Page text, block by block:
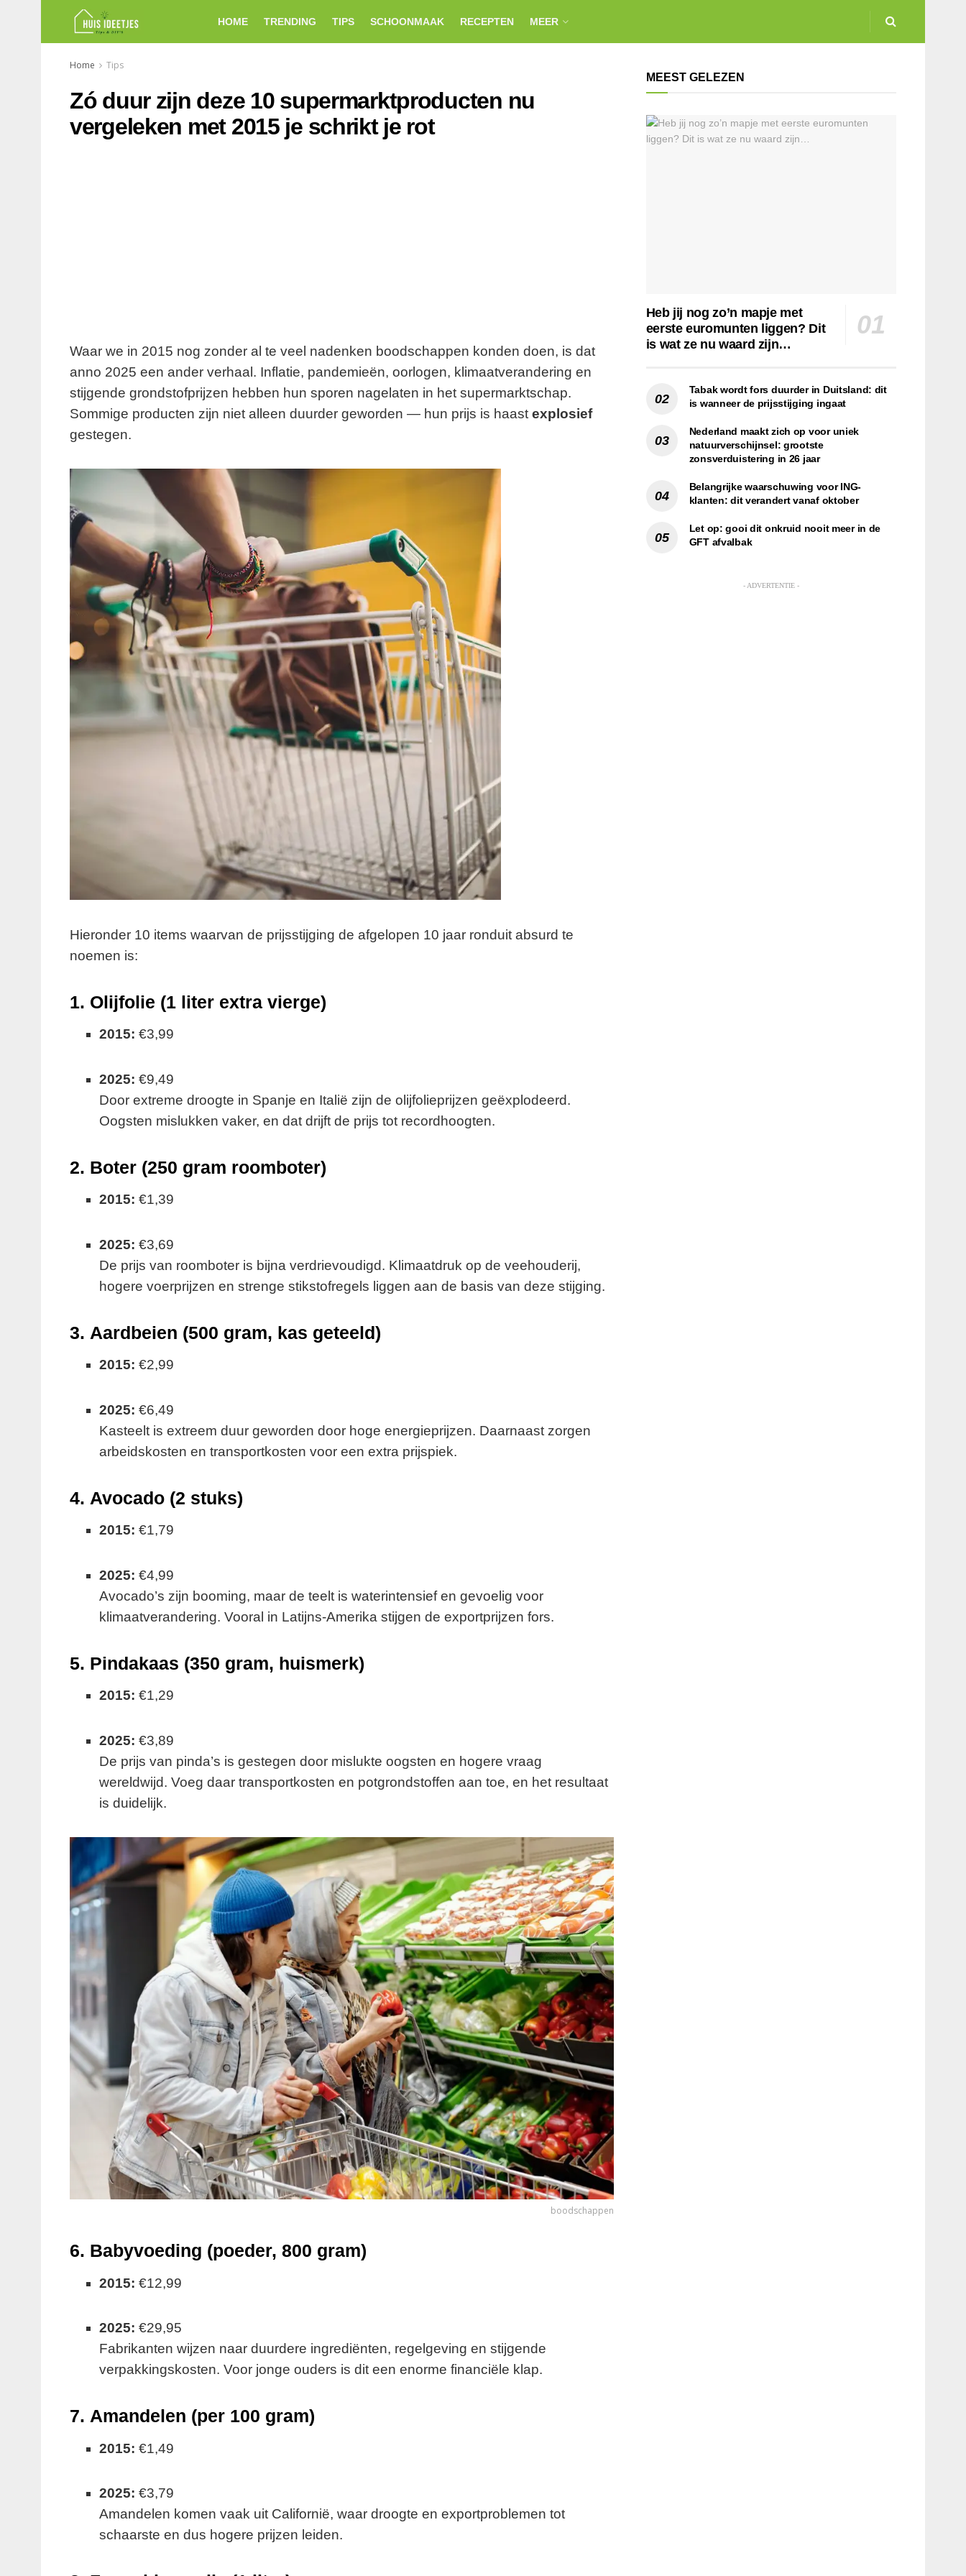
HOME TRENDING TIPS SCHOONMAAK RECEPTEN MEER
Home Tips
Zó duur zijn deze 10 supermarktproducten nu
vergeleken met 2015 je schrikt je rot
Waar we in 2015 nog zonder al te veel nadenken boodschappen konden doen, is dat
anno 2025 een ander verhaal. Inflatie, pandemieën, oorlogen, klimaatverandering en
stijgende grondstofprijzen hebben hun sporen nagelaten in het supermarktschap.
Sommige producten zijn niet alleen duurder geworden — hun prijs is haast explosief
gestegen.
Hieronder 10 items waarvan de prijsstijging de afgelopen 10 jaar ronduit absurd te
noemen is:
1. Olijfolie (1 liter extra vierge)
2015: €3,99
2025: €9,49
Door extreme droogte in Spanje en Italië zijn de olijfolieprijzen geëxplodeerd.
Oogsten mislukken vaker, en dat drijft de prijs tot recordhoogten.
2. Boter (250 gram roomboter)
2015: €1,39
2025: €3,69
De prijs van roomboter is bijna verdrievoudigd. Klimaatdruk op de veehouderij,
hogere voerprijzen en strenge stikstofregels liggen aan de basis van deze stijging.
3. Aardbeien (500 gram, kas geteeld)
2015: €2,99
2025: €6,49
Kasteelt is extreem duur geworden door hoge energieprijzen. Daarnaast zorgen
arbeidskosten en transportkosten voor een extra prijspiek.
4. Avocado (2 stuks)
2015: €1,79
2025: €4,99
Avocado’s zijn booming, maar de teelt is waterintensief en gevoelig voor
klimaatverandering. Vooral in Latijns-Amerika stijgen de exportprijzen fors.
5. Pindakaas (350 gram, huismerk)
2015: €1,29
2025: €3,89
De prijs van pinda’s is gestegen door mislukte oogsten en hogere vraag
wereldwijd. Voeg daar transportkosten en potgrondstoffen aan toe, en het resultaat
is duidelijk.
boodschappen
6. Babyvoeding (poeder, 800 gram)
2015: €12,99
2025: €29,95
Fabrikanten wijzen naar duurdere ingrediënten, regelgeving en stijgende
verpakkingskosten. Voor jonge ouders is dit een enorme financiële klap.
7. Amandelen (per 100 gram)
2015: €1,49
2025: €3,79
Amandelen komen vaak uit Californië, waar droogte en exportproblemen tot
schaarste en dus hogere prijzen leiden.
MEEST GELEZEN
Heb jij nog zo’n mapje met
eerste euromunten liggen? Dit
is wat ze nu waard zijn…
Tabak wordt fors duurder in Duitsland: dit
is wanneer de prijsstijging ingaat
Nederland maakt zich op voor uniek
natuurverschijnsel: grootste
zonsverduistering in 26 jaar
Belangrijke waarschuwing voor ING-
klanten: dit verandert vanaf oktober
Let op: gooi dit onkruid nooit meer in de
GFT afvalbak
- ADVERTENTIE -